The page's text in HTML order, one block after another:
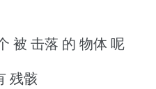
被 击落 的 物体 呢
残骸